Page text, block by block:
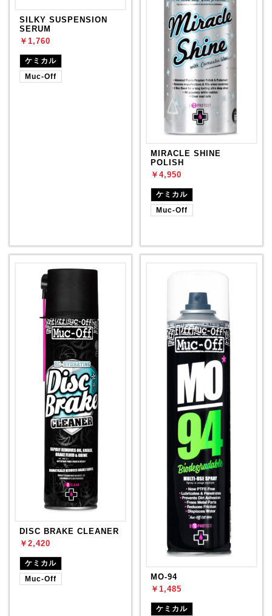
SILKY SUSPENSION
SERUM
￥1,760
ケミカル
Muc-Off
MIRACLE SHINE
POLISH
￥4,950
ケミカル
Muc-Off
DISC BRAKE CLEANER
￥2,420
ケミカル
Muc-Off
MO-94
￥1,485
ケミカル